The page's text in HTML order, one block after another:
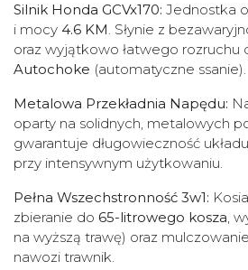
Silnik Honda GCVx170: Jednostka
i mocy 4.6 KM. Słynie z
oraz wyjątkowo łatwego rozruchu
Autochoke (automatyczne ssanie).
Metalowa Przekładnia Napędu:
oparty na solidnych, metalowych
gwarantuje długowieczność
przy intensywnym użytkowaniu.
Pełna Wszechstronność 3w1:
zbieranie do 65-litrowego kosza,
na wyższą trawę) oraz
nawozi trawnik.